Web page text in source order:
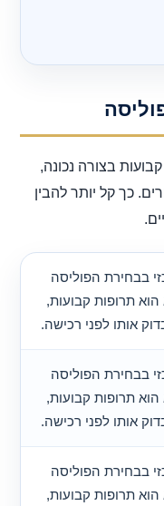
בצורה נכונה,
כך קל יותר להבין
בבחירת הפוליסה
תרופות קבועות,
אותו לפני רכישה.
בבחירת הפוליסה
תרופות קבועות,
אותו לפני רכישה.
בבחירת הפוליסה
תרופות קבועות,